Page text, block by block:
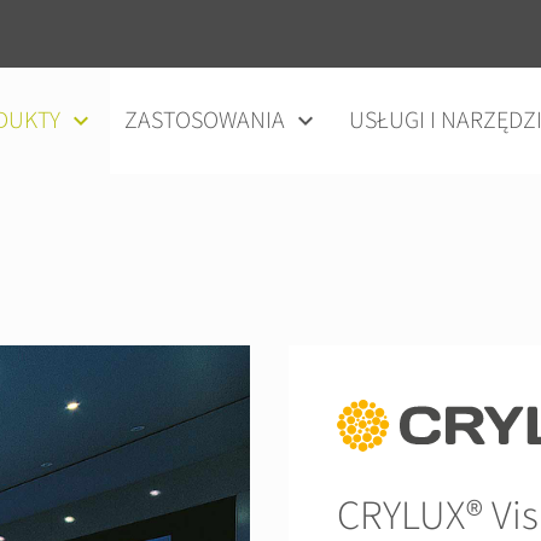
ZASTOSOWANIA USŁUGI I
CRYLUX®